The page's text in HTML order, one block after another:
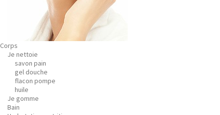
Corps
Je nettoie
savon pain
gel douche
flacon pompe
huile
Je gomme
Bain